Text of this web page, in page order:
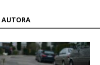
AUTORA